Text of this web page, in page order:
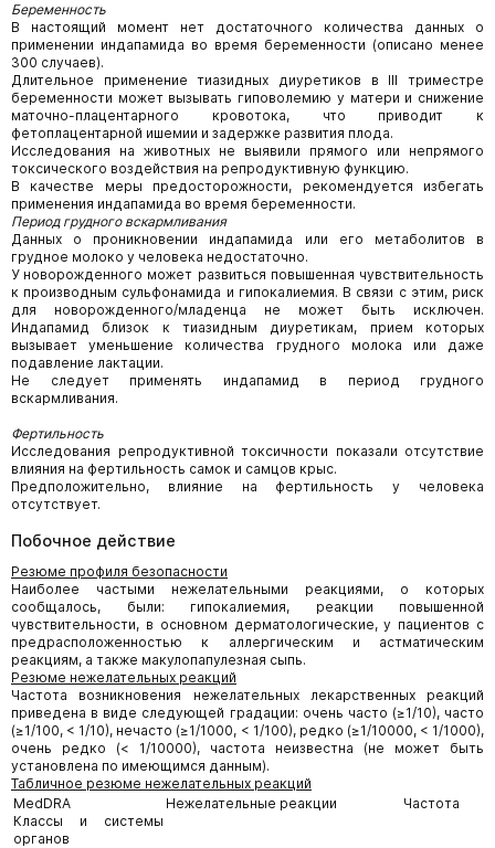
Беременность
В настоящий момент нет достаточного количества данных о
применении индапамида во время беременности (описано менее
300 случаев).
Длительное применение тиазидных диуретиков в III триместре
беременности может вызывать гиповолемию у матери и снижение
маточно-плацентарного кровотока, что приводит к
фетоплацентарной ишемии и задержке развития плода.
Исследования на животных не выявили прямого или непрямого
токсического воздействия на репродуктивную функцию.
В качестве меры предосторожности, рекомендуется избегать
применения индапамида во время беременности.
Период грудного вскармливания
Данных о проникновении индапамида или его метаболитов в
грудное молоко у человека недостаточно.
У новорожденного может развиться повышенная чувствительность
к производным сульфонамида и гипокалиемия. В связи с этим, риск
для новорожденного/младенца не может быть исключен.
Индапамид близок к тиазидным диуретикам, прием которых
вызывает уменьшение количества грудного молока или даже
подавление лактации.
Не следует применять индапамид в период грудного
вскармливания.
Фертильность
Исследования репродуктивной токсичности показали отсутствие
влияния на фертильность самок и самцов крыс.
Предположительно, влияние на фертильность у человека
отсутствует.
Побочное действие
Резюме профиля безопасности
Наиболее частыми нежелательными реакциями, о которых
сообщалось, были: гипокалиемия, реакции повышенной
чувствительности, в основном дерматологические, у пациентов с
предрасположенностью к аллергическим и астматическим
реакциям, а также макулопапулезная сыпь.
Резюме нежелательных реакций
Частота возникновения нежелательных лекарственных реакций
приведена в виде следующей градации: очень часто (≥1/10), часто
(≥1/100, < 1/10), нечасто (≥1/1000, < 1/100), редко (≥1/10000, < 1/1000),
очень редко (< 1/10000), частота неизвестна (не может быть
установлена по имеющимся данным).
Табличное резюме нежелательных реакций
MedDRA
Классы и системы
органов
Нежелательные реакции Частота